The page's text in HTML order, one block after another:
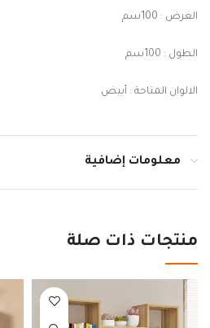
العرض : 100سم
الطول : 100سم
الالوان المتاحة : أبيض
معلومات إضافية
منتجات ذات صلة